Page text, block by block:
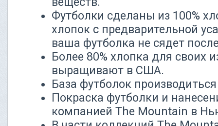
Футболки сделаны из 100%
хлопок с предварительной
ваша футболка не сядет
Более 80% хлопка для своих
выращивают в США.
База футболок
Покраска футболки и
компанией The Mountain в